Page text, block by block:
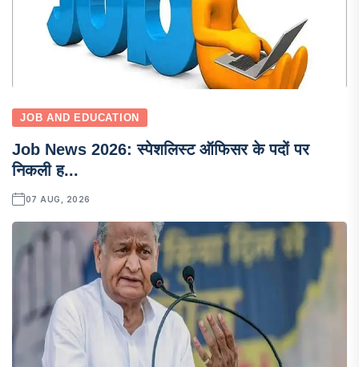
JOB AND EDUCATION
Job News 2026: स्पेशलिस्ट ऑफिसर के पदों पर
निकली ह...
07 AUG, 2026